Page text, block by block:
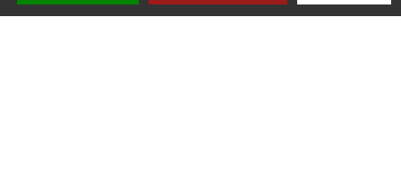
Région Hauts de France